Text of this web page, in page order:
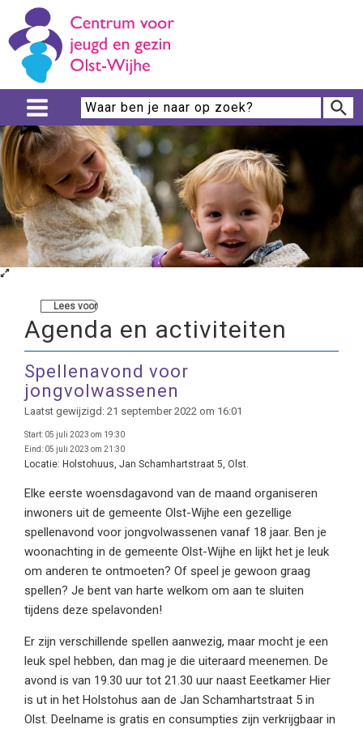
Lees voor
Agenda en activiteiten
Spellenavond voor
jongvolwassenen
Laatst gewijzigd: 21 september 2022 om 16:01
Start: 05 juli 2023 om 19:30
Eind: 05 juli 2023 om 21:30
Locatie: Holstohuus, Jan Schamhartstraat 5, Olst.
Elke eerste woensdagavond van de maand organiseren
inwoners uit de gemeente Olst-Wijhe een gezellige
spellenavond voor jongvolwassenen vanaf 18 jaar. Ben je
woonachting in de gemeente Olst-Wijhe en lijkt het je leuk
om anderen te ontmoeten? Of speel je gewoon graag
spellen? Je bent van harte welkom om aan te sluiten
tijdens deze spelavonden!
Er zijn verschillende spellen aanwezig, maar mocht je een
leuk spel hebben, dan mag je die uiteraard meenemen. De
avond is van 19.30 uur tot 21.30 uur naast Eeetkamer Hier
is ut in het Holstohus aan de Jan Schamhartstraat 5 in
Olst. Deelname is gratis en consumpties zijn verkrijgbaar in